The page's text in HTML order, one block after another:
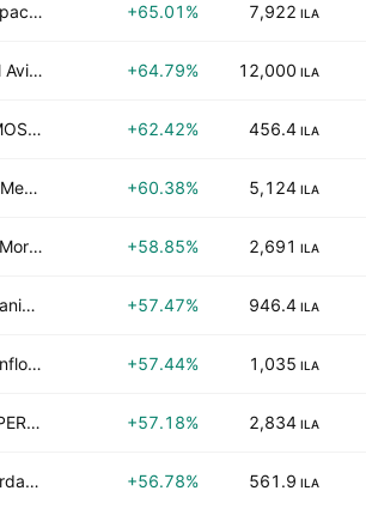
Rapac Communication & Infrastructure Ltd. +65.01% 7,922 ILA
Tel Aviv Stock Exchange Ltd. +64.79% 12,000 ILA
AMOS LUZON DEVELOPMENT AND ENERGY GROUP LTD +62.42% 456.4 ILA
C. Mer Industries Ltd. +60.38% 5,124 ILA
El-Mor Electric Installation & Services (1986) Ltd. +58.85% 2,691 ILA
Shaniv Paper Industry Ltd. +57.47% 946.4 ILA
Sunflower Sustainable Investments Ltd +57.44% 1,035 ILA
HIPER GLOBAL LTD +57.18% 2,834 ILA
Kardan Israel Ltd +56.78% 561.9 ILA